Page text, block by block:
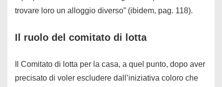
trovare loro un alloggio diverso” (ibidem, pag. 118).
Il ruolo del comitato di lotta
Il Comitato di lotta per la casa, a quel punto, dopo aver
precisato di voler escludere dall’iniziativa coloro che